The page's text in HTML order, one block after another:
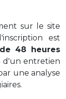
sur le site
est
48 heures
d'un entretien
une analyse